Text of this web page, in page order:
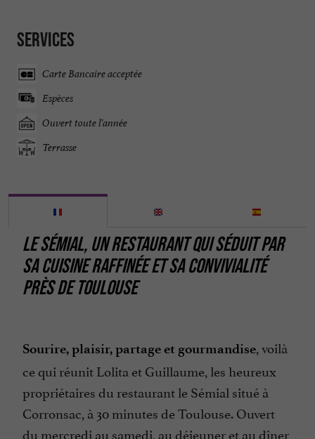
Services
Carte Bancaire acceptée
Espèces
Ouvert toute l'année
Terrasse
LE SÉMIAL, UN RESTAURANT QUI SÉDUIT PAR
SA CUISINE RAFFINÉE ET SA CONVIVIALITÉ
PRÈS DE TOULOUSE
Sourire, plaisir, partage et gourmandise, voilà
ce qui réunit Lolita et Guillaume, les heureux
propriétaires du restaurant le Sémial situé à
Corronsac, à 30 minutes de Toulouse. Ouvert
du mercredi au samedi, au déjeuner et au dîner